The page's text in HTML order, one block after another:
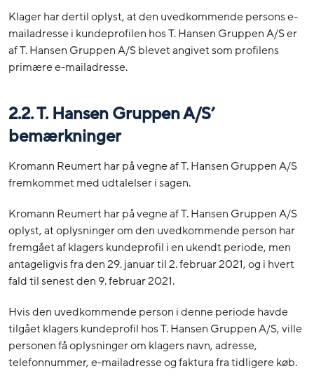
Klager har dertil oplyst, at den uvedkommende persons e-
mailadresse i kundeprofilen hos T. Hansen Gruppen A/S er
af T. Hansen Gruppen A/S blevet angivet som profilens
primære e-mailadresse.
2.2. T. Hansen Gruppen A/S’
bemærkninger
Kromann Reumert har på vegne af T. Hansen Gruppen A/S
fremkommet med udtalelser i sagen.
Kromann Reumert har på vegne af T. Hansen Gruppen A/S
oplyst, at oplysninger om den uvedkommende person har
fremgået af klagers kundeprofil i en ukendt periode, men
antageligvis fra den 29. januar til 2. februar 2021, og i hvert
fald til senest den 9. februar 2021.
Hvis den uvedkommende person i denne periode havde
tilgået klagers kundeprofil hos T. Hansen Gruppen A/S, ville
personen få oplysninger om klagers navn, adresse,
telefonnummer, e-mailadresse og faktura fra tidligere køb.